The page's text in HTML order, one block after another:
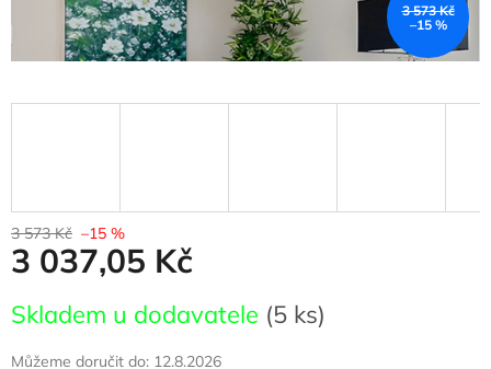
3 573 Kč
–15 %
3 573 Kč –15 %
3 037,05 Kč
cena:
Skladem u dodavatele (5 ks)
Můžeme doručit do: 12.8.2026